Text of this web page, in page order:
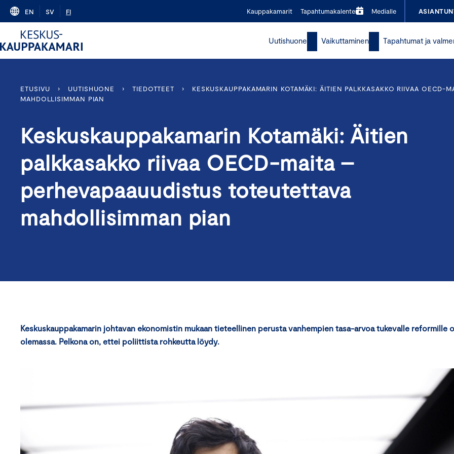
Skip
content
EN SV FI Kauppakamarit Tapahtumakalenteri Medialle
Uutishuone Vaikuttaminen Tapahtumat ja
ETUSIVU › UUTISHUONE › TIEDOTTEET ›
KESKUSKAUPPAKAMARIN KOTAMÄKI: ÄITIEN PALKKASAKKO RIIVAA OECD-
MAHDOLLISIMMAN PIAN
Keskuskauppakamarin Kotamäki: Äitien
palkkasakko riivaa OECD-maita –
perhevapaauudistus toteutettava
mahdollisimman pian
Keskuskauppakamarin johtavan ekonomistin mukaan tieteellinen perusta vanhempien tasa-arvoa tukevalle reformille
olemassa. Pelkona on, ettei poliittista rohkeutta löydy.